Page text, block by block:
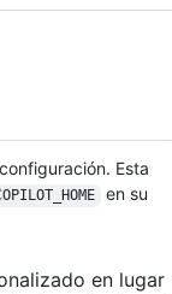
Esta
en su
en lugar